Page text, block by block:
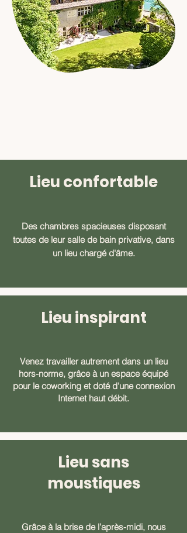
Lieu confortable
Des chambres spacieuses disposant
toutes de leur salle de bain privative, dans
un lieu chargé d'âme.
Lieu inspirant
Venez travailler autrement dans un lieu
hors-norme, grâce à un espace équipé
pour le coworking et doté d'une connexion
Internet haut débit.
Lieu sans
moustiques
Grâce à la brise de l’après-midi, nous